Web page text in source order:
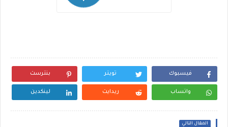
فيسبوك تويتر بنترست
واتساب ريدايت لينكدين
المقال التالي